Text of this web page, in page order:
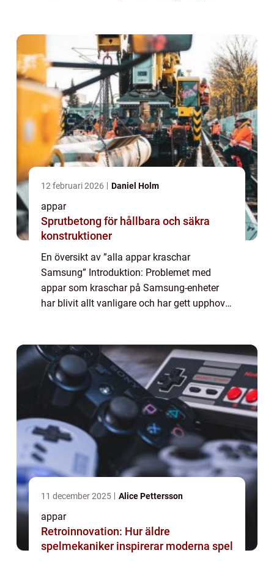
12 februari 2026 Daniel Holm
appar
Sprutbetong för hållbara och säkra
konstruktioner
En översikt av ”alla appar kraschar
Samsung” Introduktion: Problemet med
appar som kraschar på Samsung-enheter
har blivit allt vanligare och har gett upphov
11 december 2025 Alice Pettersson
appar
Retroinnovation: Hur äldre
spelmekaniker inspirerar moderna spel